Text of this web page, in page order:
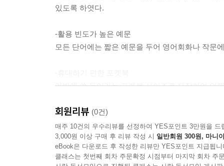
있도록 하엿다.
-활용 빈도가 높은 예문
모든 단어에는 짧은 예문을 두어 영어회화나 작문
가방에 쏙 들어가는 포켓북 사이즈로 제작하여 언
회원리뷰 (0건)
매주 10건의 우수리뷰를 선정하여 YES포인트 3만원을 드
3,000원 이상 구매 후 리뷰 작성 시 일반회원 300원, 마니
eBook은 다운로드 후 작성한 리뷰만 YES포인트 지급됩니
클래스는 첫번째 회차 주문확정 시점부터 마지막 회차 주